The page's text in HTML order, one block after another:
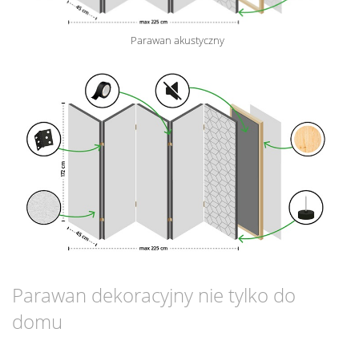
Parawan akustyczny
Parawan dekoracyjny nie tylko do
domu